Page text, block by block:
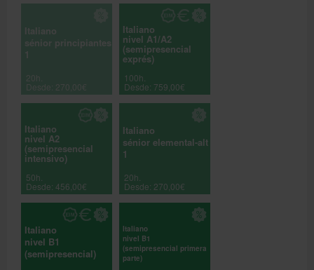
Italiano
sénior principiantes
1
20h.
Desde: 270,00€
Italiano
nivel A1/A2
(semipresencial
exprés)
100h.
Desde: 759,00€
Italiano
nivel A2
(semipresencial
intensivo)
50h.
Desde: 456,00€
Italiano
sénior elemental-alt
1
20h.
Desde: 270,00€
Italiano
nivel B1
(semipresencial)
Italiano
nivel B1
(semipresencial primera
parte)